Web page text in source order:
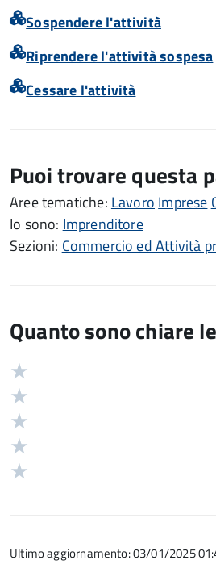
Sospendere l'attività
Riprendere l'attività sospesa
Cessare l'attività
Puoi trovare questa
Aree tematiche: Lavoro Imprese
Io sono: Imprenditore
Sezioni: Commercio ed Attività
Quanto sono chiare
Valutazione
5
Ultimo aggiornamento: 03/01/2025